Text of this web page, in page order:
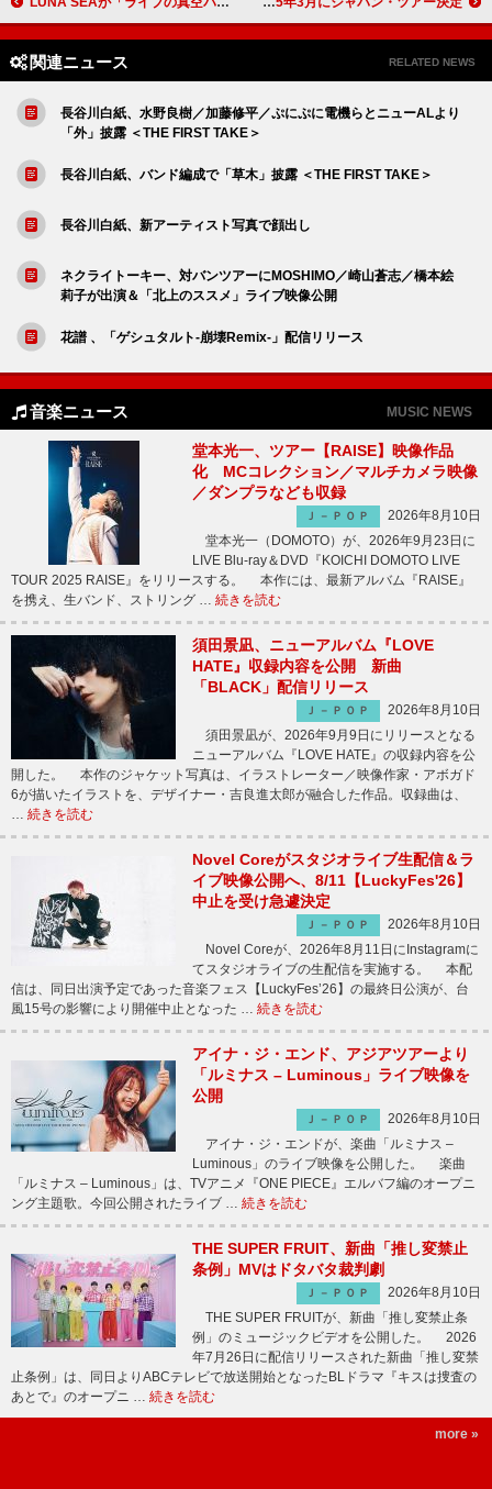
関連ニュース RELATED NEWS
長谷川白紙、水野良樹／加藤修平／ぷにぷに電機らとニューALより
「外」披露 ＜THE FIRST TAKE＞
長谷川白紙、バンド編成で「草木」披露 ＜THE FIRST TAKE＞
長谷川白紙、新アーティスト写真で顔出し
ネクライトーキー、対バンツアーにMOSHIMO／崎山蒼志／橋本絵
莉子が出演＆「北上のススメ」ライブ映像公開
花譜 、「ゲシュタルト-崩壊Remix-」配信リリース
音楽ニュース MUSIC NEWS
堂本光一、ツアー【RAISE】映像作品
化 MCコレクション／マルチカメラ映像
／ダンプラなども収録
Ｊ－ＰＯＰ
2026年8月10日
堂本光一（DOMOTO）が、2026年9月23日に
LIVE Blu-ray＆DVD『KOICHI DOMOTO LIVE
TOUR 2025 RAISE』をリリースする。 本作には、最新アルバム『RAISE』
を携え、生バンド、ストリング … 続きを読む
須田景凪、ニューアルバム『LOVE
HATE』収録内容を公開 新曲
「BLACK」配信リリース
Ｊ－ＰＯＰ
2026年8月10日
須田景凪が、2026年9月9日にリリースとなる
ニューアルバム『LOVE HATE』の収録内容を公
開した。 本作のジャケット写真は、イラストレーター／映像作家・アボガド
6が描いたイラストを、デザイナー・吉良進太郎が融合した作品。収録曲は、
… 続きを読む
Novel Coreがスタジオライブ生配信＆ラ
イブ映像公開へ、8/11【LuckyFes'26】
中止を受け急遽決定
Ｊ－ＰＯＰ
2026年8月10日
Novel Coreが、2026年8月11日にInstagramに
てスタジオライブの生配信を実施する。 本配
信は、同日出演予定であった音楽フェス【LuckyFes’26】の最終日公演が、台
風15号の影響により開催中止となった … 続きを読む
アイナ・ジ・エンド、アジアツアーより
「ルミナス – Luminous」ライブ映像を
公開
Ｊ－ＰＯＰ
2026年8月10日
アイナ・ジ・エンドが、楽曲「ルミナス –
Luminous」のライブ映像を公開した。 楽曲
「ルミナス – Luminous」は、TVアニメ『ONE PIECE』エルバフ編のオープニ
ング主題歌。今回公開されたライブ … 続きを読む
THE SUPER FRUIT、新曲「推し変禁止
条例」MVはドタバタ裁判劇
Ｊ－ＰＯＰ
2026年8月10日
THE SUPER FRUITが、新曲「推し変禁止条
例」のミュージックビデオを公開した。 2026
年7月26日に配信リリースされた新曲「推し変禁
止条例」は、同日よりABCテレビで放送開始となったBLドラマ『キスは捜査の
あとで』のオープニ … 続きを読む
more »